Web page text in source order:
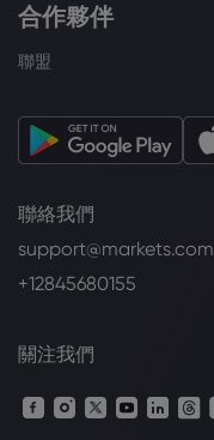
合作夥伴
聯盟
聯絡我們
support@markets.com
+12845680155
關注我們